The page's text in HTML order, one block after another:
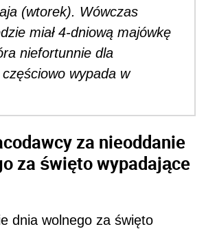
(wtorek). Wówczas
miał 4-dniową majówkę
niefortunnie dla
wypada w
za nieoddanie
za święto wypadające
dnia wolnego za święto